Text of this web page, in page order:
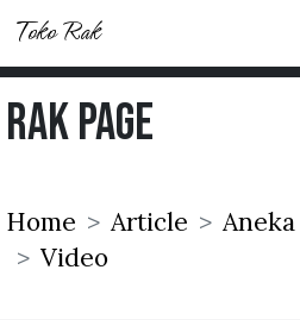
Toko Rak
Rak Page
Home Article
Video